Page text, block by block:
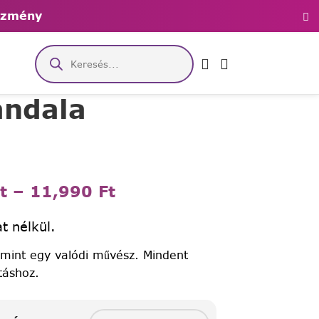
– 11,990 Ft
nélkül.
egy valódi művész. Mindent